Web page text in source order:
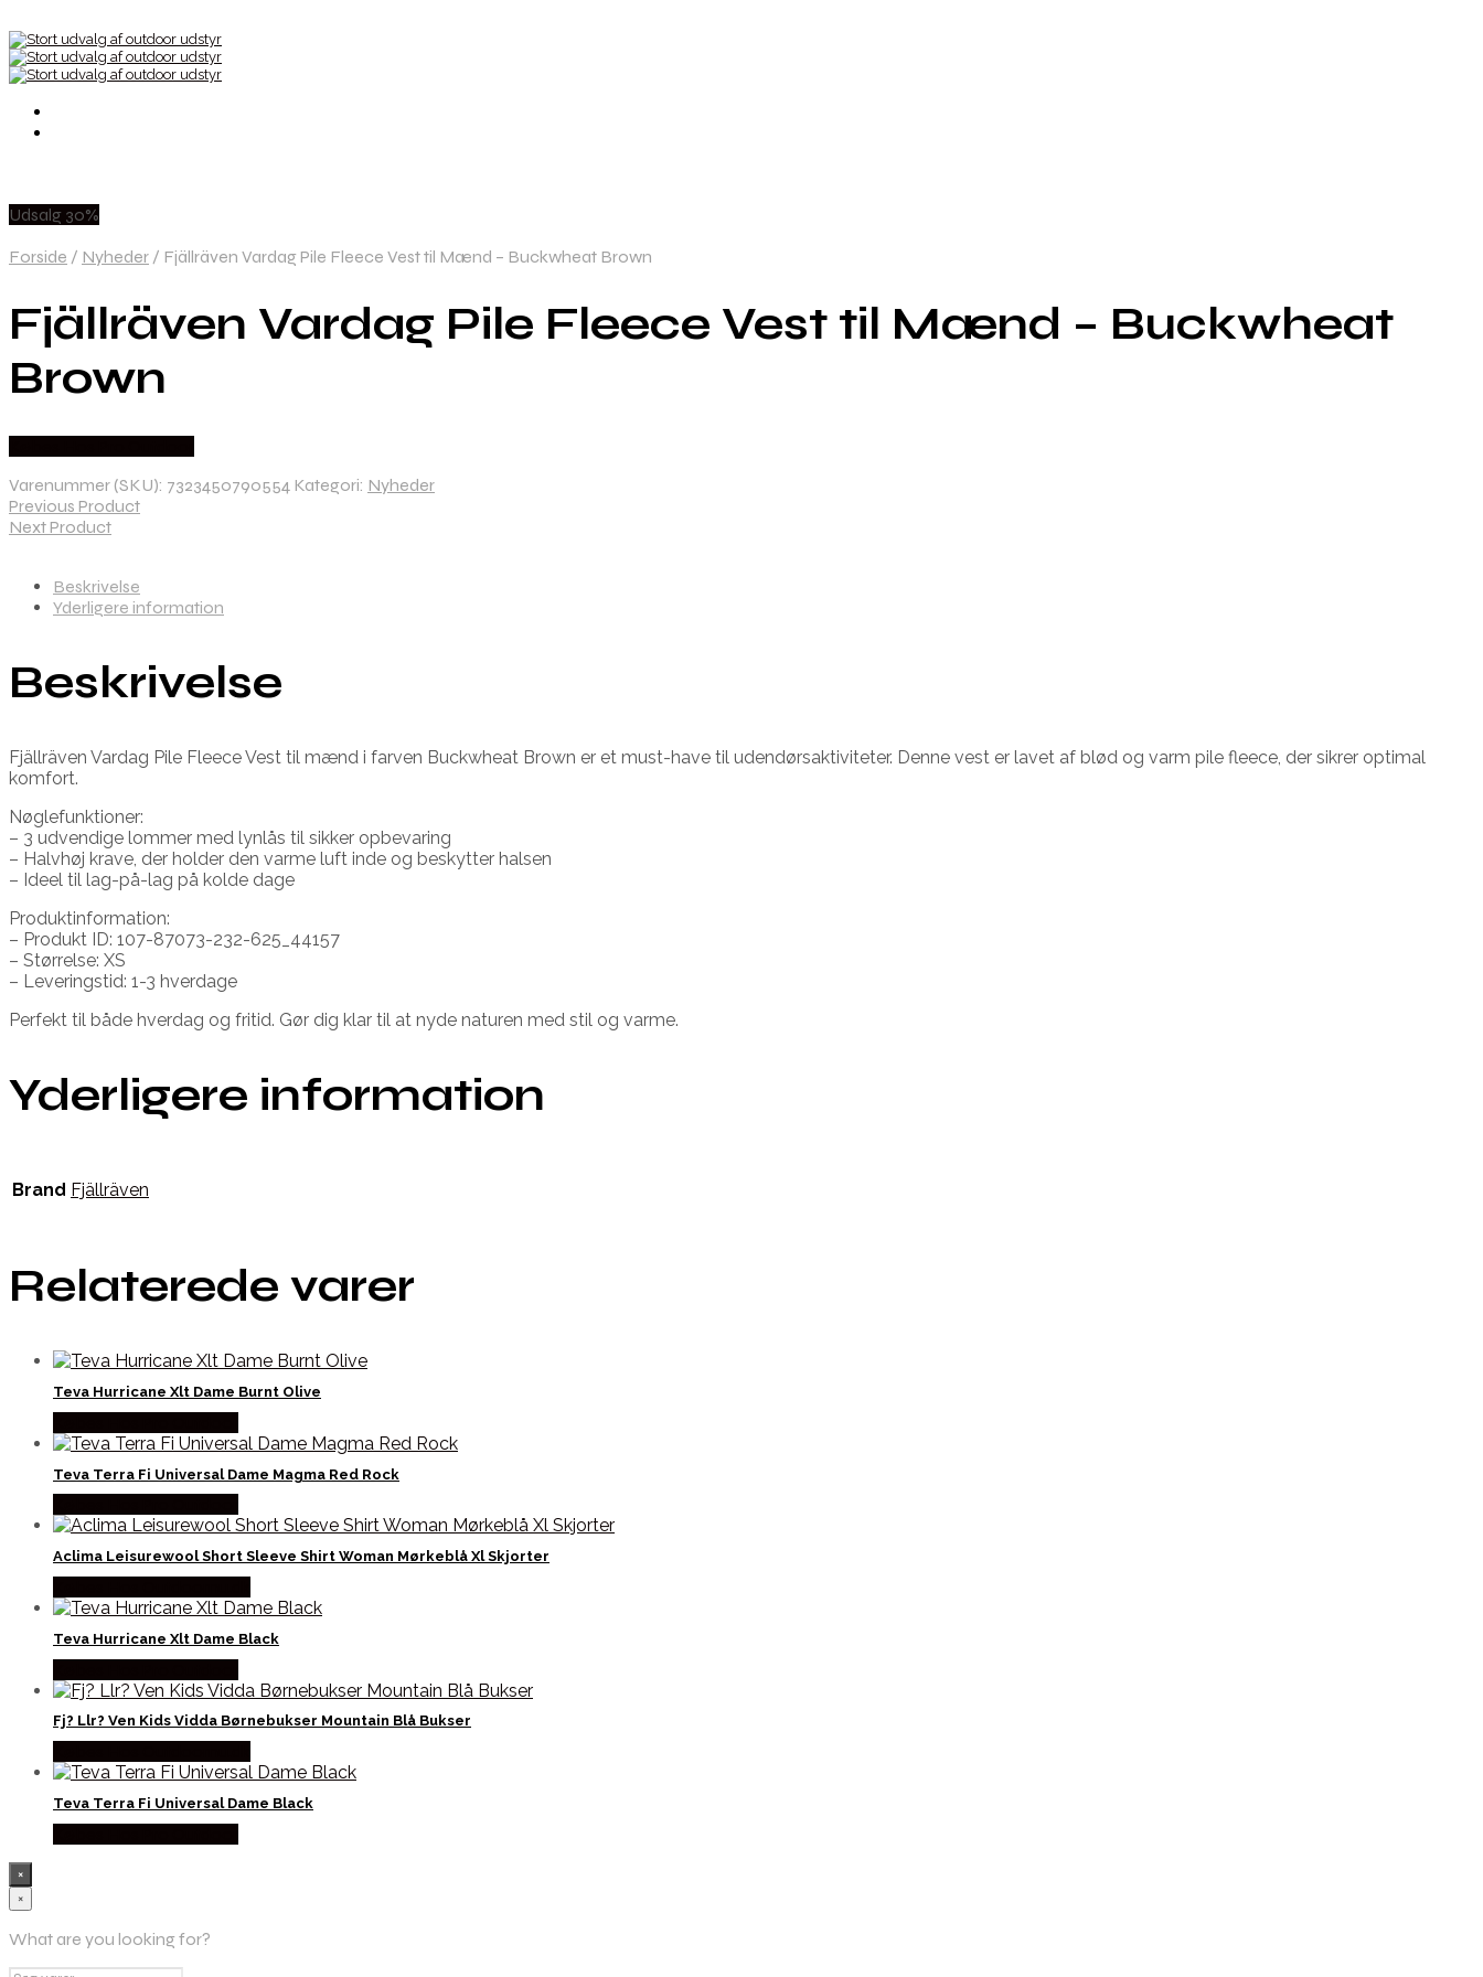
Udsalg 30%
Forside / Nyheder / Fjällräven Vardag Pile Fleece Vest til Mænd – Buckwheat Brown
Fjällräven Vardag Pile Fleece Vest til Mænd – Buckwheat
Brown
Varenummer (SKU): 7323450790554 Kategori: Nyheder
Previous Product
Next Product
Beskrivelse
Yderligere information
Beskrivelse
Fjällräven Vardag Pile Fleece Vest til mænd i farven Buckwheat Brown er et must-have til udendørsaktiviteter. Denne vest er lavet af blød og varm pile fleece, der sikrer optimal
komfort.
Nøglefunktioner:
– 3 udvendige lommer med lynlås til sikker opbevaring
– Halvhøj krave, der holder den varme luft inde og beskytter halsen
– Ideel til lag-på-lag på kolde dage
Produktinformation:
– Produkt ID: 107-87073-232-625_44157
– Størrelse: XS
– Leveringstid: 1-3 hverdage
Perfekt til både hverdag og fritid. Gør dig klar til at nyde naturen med stil og varme.
Yderligere information
Brand Fjällräven
Relaterede varer
Teva Hurricane Xlt Dame Burnt Olive
Teva Terra Fi Universal Dame Magma Red Rock
Aclima Leisurewool Short Sleeve Shirt Woman Mørkeblå Xl Skjorter
Teva Hurricane Xlt Dame Black
Fj? Llr? Ven Kids Vidda Børnebukser Mountain Blå Bukser
Teva Terra Fi Universal Dame Black
×
×
What are you looking for?